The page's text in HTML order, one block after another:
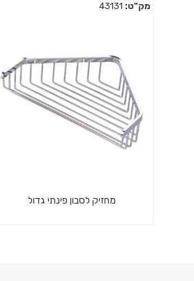
מק"ט:
מחזיק לסבון פינתי גדול